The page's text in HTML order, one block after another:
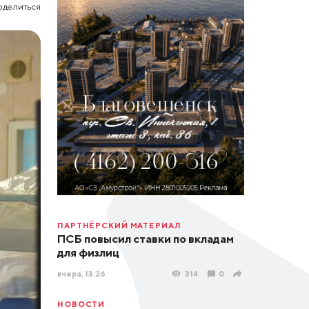
ПАРТНЁРСКИЙ МАТЕРИАЛ
ПСБ повысил ставки по вкладам
для физлиц
вчера, 13:26 314 0
НОВОСТИ